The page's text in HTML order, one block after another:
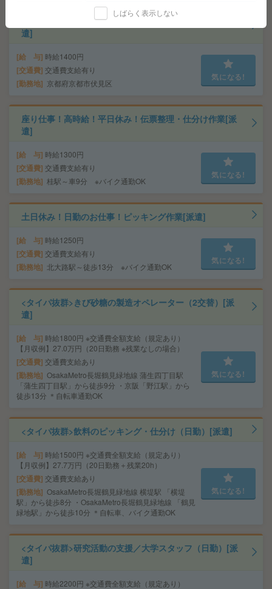
座り仕事！高時給！土日休み！仕分け・入力業務など[派
遣]
給 与 時給1400円
交通費 交通費支給有り
勤務地 京都府京都市伏見区
気になる!
座り仕事！高時給！平日休み！伝票整理・仕分け作業[派
遣]
給 与 時給1300円
交通費 交通費支給有り
勤務地 桂駅～車9分 ※バイク通勤OK
気になる!
土日休み！日勤のお仕事！ピッキング作業[派遣]
給 与 時給1250円
交通費 交通費支給有り
勤務地 北大路駅～徒歩13分 ※バイク通勤OK
気になる!
<タイパ抜群>きび砂糖の製造オペレーター（2交替）[派
遣]
給 与 時給1800円 ※交通費全額支給（規定あり）
【月収例】27.0万円（20日勤務 ※残業なしの場合）
交通費 交通費支給あり
勤務地 OsakaMetro長堀鶴見緑地線 蒲生四丁目駅
「蒲生四丁目駅」から徒歩9分 ・京阪「野江駅」から
徒歩13分 ＊自転車通勤OK
気になる!
<タイパ抜群>飲料のピッキング・仕分け（日勤）[派遣]
給 与 時給1500円 ※交通費全額支給（規定あり）
【月収例】27.7万円（20日勤務＋残業20h）
交通費 交通費支給あり
勤務地 OsakaMetro長堀鶴見緑地線 横堤駅 「横堤
駅」から徒歩8分 ・OsakaMetro長堀鶴見緑地線 「鶴見
緑地駅」から徒歩10分 ＊自転車、バイク通勤OK
気になる!
<タイパ抜群>研究活動の支援／大学スタッフ（日勤）[派
遣]
給 与 時給2200円 ※交通費全額支給（規定あり）
しばらく表示しない